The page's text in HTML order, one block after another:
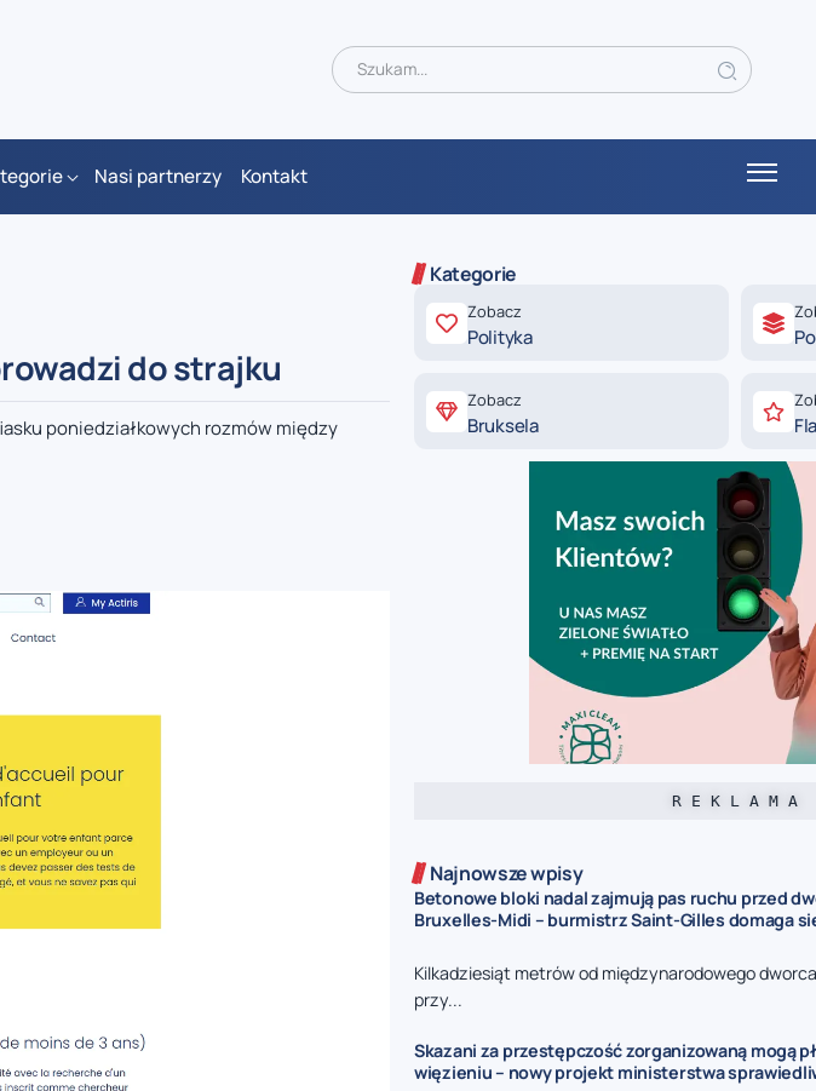
Nasi partnerzy Kontakt
do strajku
poniedziałkowych rozmów między
Kategorie
Zobacz
Polityka
Zobacz
Bruksela
R E K L A M A
Najnowsze wpisy
Betonowe bloki nadal zajmują pas ruchu przed
Bruxelles-Midi – burmistrz Saint-Gilles domaga
Kilkadziesiąt metrów od międzynarodowego
przy...
Skazani za przestępczość zorganizowaną mogą
więzieniu – nowy projekt ministerstwa